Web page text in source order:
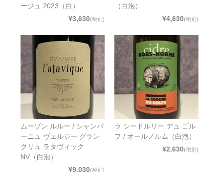
ージュ 2023（白）
¥3,630(税別)
（白泡）
¥4,630(税別)
ムーゾン ルルー / シャンパ
ーニュ ヴェルジー グラン
クリュ ラタヴィック
NV（白泡）
¥9,030(税別)
ラ シードルリー デュ ゴル
フ / オールノルム（白泡）
¥2,630(税別)